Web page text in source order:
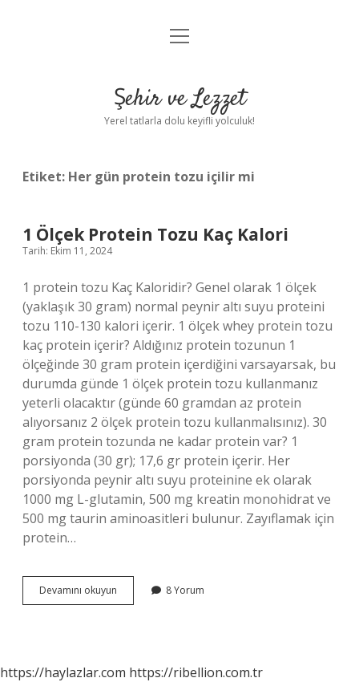
Anasayfa
Yasal Uyarı
menüyü
Şehir ve Lezzet
Yerel tatlarla dolu keyifli yolculuk!
Etiket: Her gün protein tozu içilir mi
1 Ölçek Protein Tozu Kaç Kalori
Tarih: Ekim 11, 2024
1 protein tozu Kaç Kaloridir? Genel olarak 1 ölçek
(yaklaşık 30 gram) normal peynir altı suyu proteini
tozu 110-130 kalori içerir. 1 ölçek whey protein tozu
kaç protein içerir? Aldığınız protein tozunun 1
ölçeğinde 30 gram protein içerdiğini varsayarsak, bu
durumda günde 1 ölçek protein tozu kullanmanız
yeterli olacaktır (günde 60 gramdan az protein
alıyorsanız 2 ölçek protein tozu kullanmalısınız). 30
gram protein tozunda ne kadar protein var? 1
porsiyonda (30 gr); 17,6 gr protein içerir. Her
porsiyonda peynir altı suyu proteinine ek olarak
1000 mg L-glutamin, 500 mg kreatin monohidrat ve
500 mg taurin aminoasitleri bulunur. Zayıflamak için
protein…
Devamını okuyun
Ölçek
8 Yorum
https://haylazlar.com https://ribellion.com.tr